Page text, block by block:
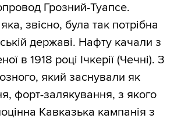
Грозний-Туапсе.
звісно, була так потрібна
державі. Нафту качали з
в 1918 році Ічкерії (Чечні). З
який заснували як
форт-залякування, з якого
Кавказька кампанія з